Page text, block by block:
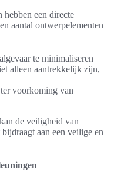
een directe
aantal ontwerpelementen
te minimaliseren
alleen aantrekkelijk zijn,
voorkoming van
de veiligheid van
aan een veilige en